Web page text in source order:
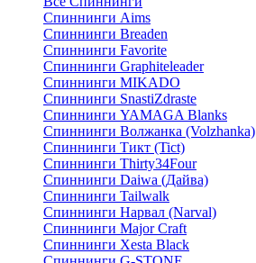
Спиннинги Aims
Спиннинги Breaden
Спиннинги Favorite
Спиннинги Graphiteleader
Спиннинги MIKADO
Спиннинги SnastiZdraste
Спиннинги YAMAGA Blanks
Спиннинги Волжанка (Volzhanka)
Спиннинги Тикт (Tict)
Спиннинги Thirty34Four
Спиннинги Daiwa (Дайва)
Спиннинги Tailwalk
Спиннинги Нарвал (Narval)
Спиннинги Major Craft
Спиннинги Xesta Black